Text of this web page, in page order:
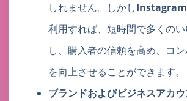
しれません。しかしInstagram
利用すれば、短時間で多くの
し、購入者の信頼を高め、コ
を向上させることができます。
ブランドおよびビジネスアカウ